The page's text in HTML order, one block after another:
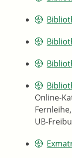
Online-
UB-